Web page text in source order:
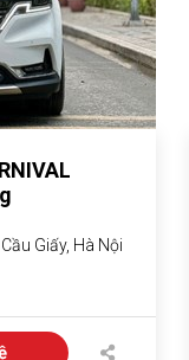
Giấy, Hà Nội